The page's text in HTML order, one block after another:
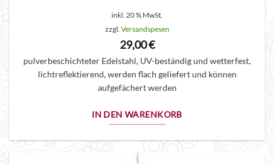
inkl. 20 % MwSt.
zzgl. Versandspesen
29,00€
pulverbeschichteter Edelstahl, UV-beständig und wetterfest,
lichtreflektierend, werden flach geliefert und können
aufgefächert werden
IN DEN WARENKORB